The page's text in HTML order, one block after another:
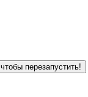
перезапустить!